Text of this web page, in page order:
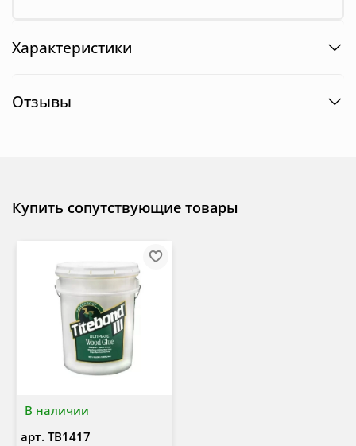
Характеристики
Отзывы
Купить сопутствующие товары
В наличии
арт. TB1417